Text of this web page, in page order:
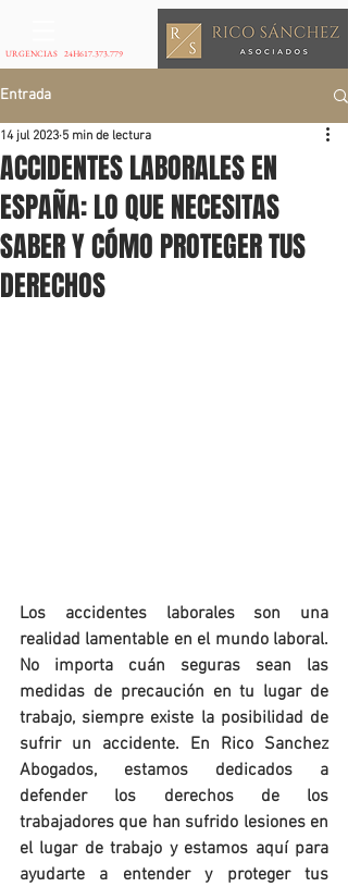
URGENCIAS 24H617.373.779
Entrada
ACCIDENTES LABORALES EN
ESPAÑA: LO QUE NECESITAS
SABER Y CÓMO PROTEGER TUS
DERECHOS
14 jul 2023 5 min de lectura
Los accidentes laborales son una
realidad lamentable en el mundo laboral.
No importa cuán seguras sean las
medidas de precaución en tu lugar de
trabajo, siempre existe la posibilidad de
sufrir un accidente. En Rico Sanchez
Abogados, estamos dedicados a
defender los derechos de los
trabajadores que han sufrido lesiones en
el lugar de trabajo y estamos aquí para
ayudarte a entender y proteger tus